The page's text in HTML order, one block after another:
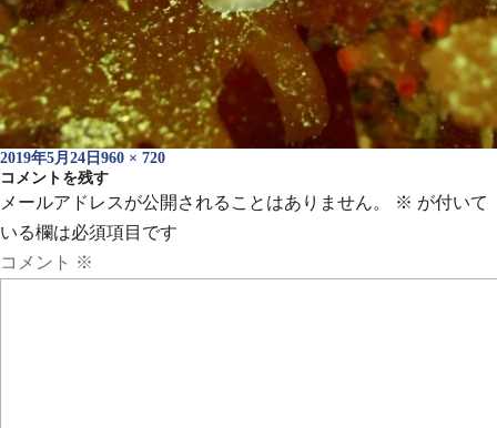
投
稿
日:
2019年5月24日 フ
ル
サ
ズ
960 × 720
コメントを残す
メールアドレスが公開されることはありません。 ※ が付いて
いる欄は必須項目です
コメント ※